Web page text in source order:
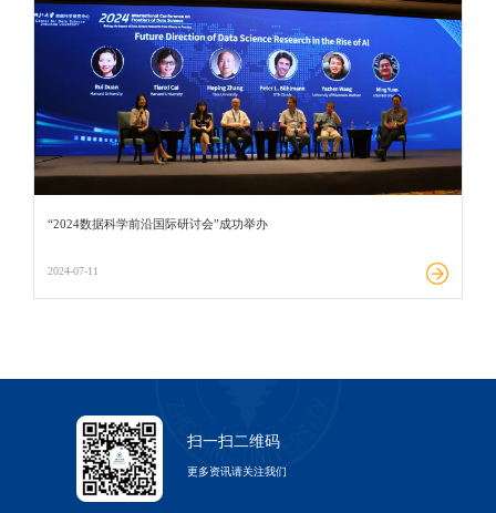
“2024数据科学前沿国际研讨会”成功举办
2024-07-11
扫一扫二维码
更多资讯请关注我们